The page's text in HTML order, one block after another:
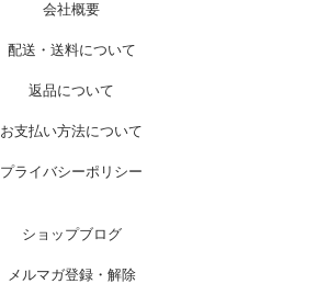
会社概要
配送・送料について
返品について
お支払い方法について
プライバシーポリシー
ショップブログ
メルマガ登録・解除